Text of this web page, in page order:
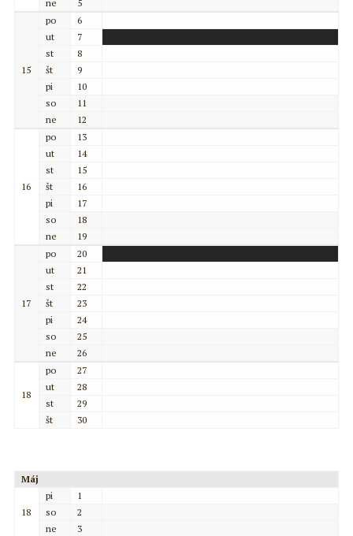
ne 5
15
po
6
ut
7
st
8
št
9
pi
10
so
11
ne
12
16
po
13
ut
14
st
15
št
16
pi
17
so
18
ne
19
17
po
20
ut
21
st
22
št
23
pi
24
so
25
ne
26
18
po
27
ut
28
st
29
št
30
Máj
18
pi
1
so
2
ne
3